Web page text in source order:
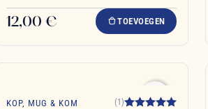
12,00 € TOEVOEGEN
favorite_border
KOP, MUG & KOM (1)